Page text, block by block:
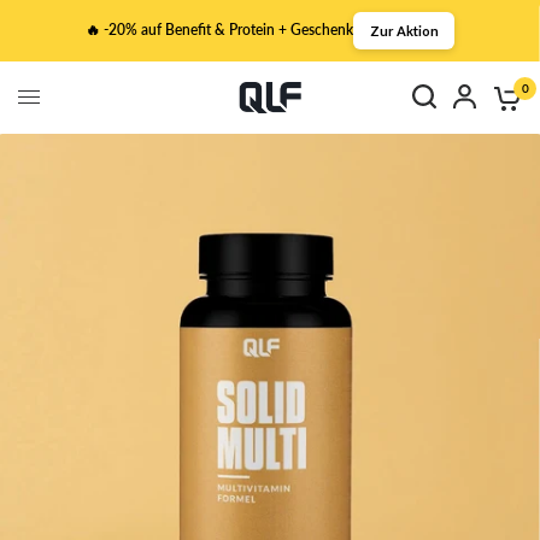
🔥 -20% auf Benefit & Protein + Geschenk Zur Aktion
0